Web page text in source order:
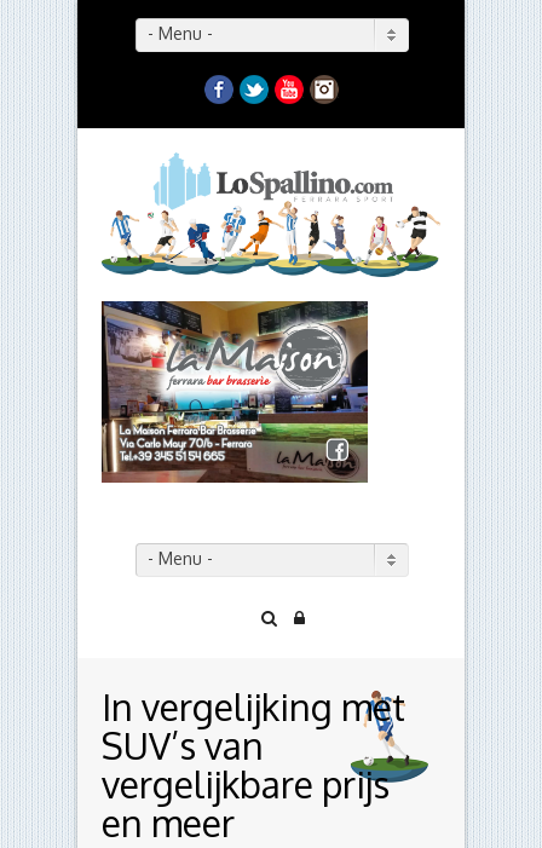
- Menu -
Facebook
TwitterYouTubeInstagram
- Menu -
In vergelijking met
SUV’s van
vergelijkbare prijs
en meer